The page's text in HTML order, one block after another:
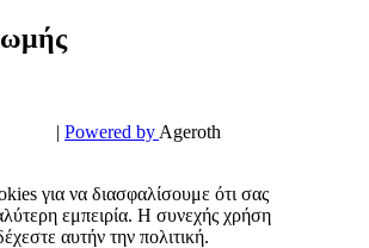
| Powered by Ageroth
για να διασφαλίσουμε ότι σας
εμπειρία. Η συνεχής χρήση
αυτήν την πολιτική.